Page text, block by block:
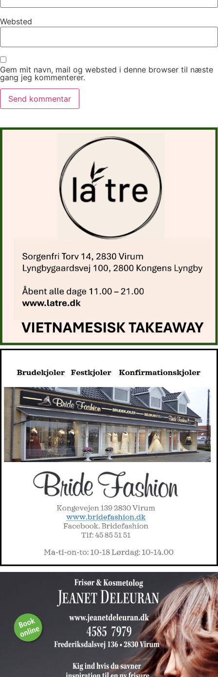
Websted
Gem mit navn, mail og websted i denne browser til næste
gang jeg kommenterer.